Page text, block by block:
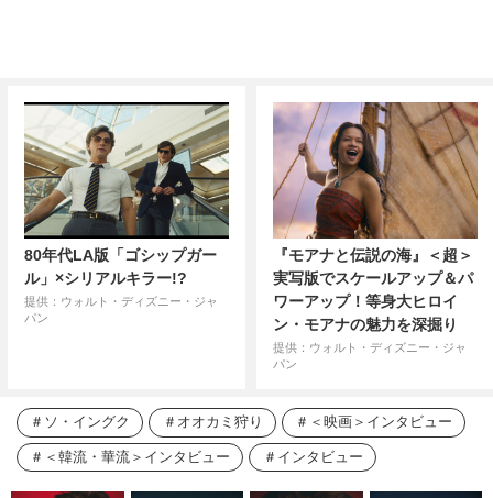
80年代LA版「ゴシップガー
ル」×シリアルキラー!?
提供：ウォルト・ディズニー・ジャ
パン
『モアナと伝説の海』＜超＞
実写版でスケールアップ＆パ
ワーアップ！等身大ヒロイ
ン・モアナの魅力を深掘り
提供：ウォルト・ディズニー・ジャ
パン
ソ・イングク オオカミ狩り ＜映画＞インタビュー
＜韓流・華流＞インタビュー インタビュー